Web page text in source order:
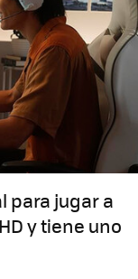
para jugar a
y tiene uno